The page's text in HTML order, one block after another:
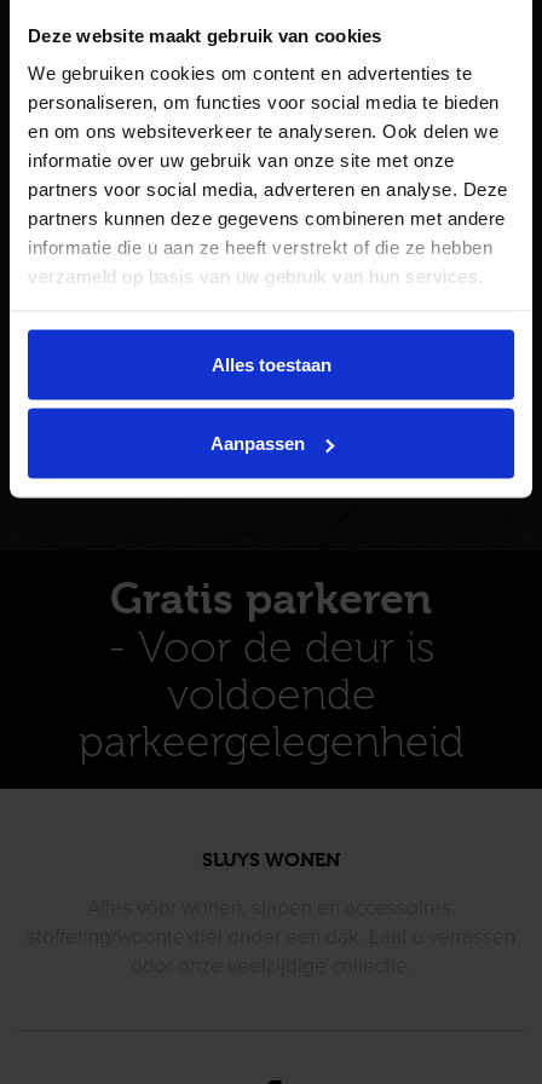
Deze website maakt gebruik van cookies
We gebruiken cookies om content en advertenties te
personaliseren, om functies voor social media te bieden
en om ons websiteverkeer te analyseren. Ook delen we
informatie over uw gebruik van onze site met onze
partners voor social media, adverteren en analyse. Deze
partners kunnen deze gegevens combineren met andere
informatie die u aan ze heeft verstrekt of die ze hebben
verzameld op basis van uw gebruik van hun services.
Alles toestaan
Aanpassen
Telefoon: 0347 - 324 747
Fax:0347 - 324 748
info@sluyswonen.nl
Gratis ophaalservice
Bent u slecht ter been of heeft u geen eigen
vervoer? We halen u graag op. Bel voor een afspraak.
Openingstijden
Maandag 13.00 tot 18.00
Vrijdagavond op afspraak
Zaterdag 09.30 tot 17.00
Zondag Gesloten
Gratis parkeren
- Voor de deur is
voldoende
parkeergelegenheid
SLUYS WONEN